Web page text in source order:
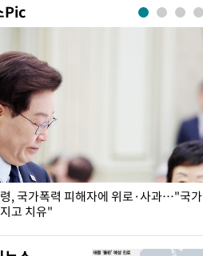
Pic
, 국가폭력 피해자에 위로·사과…"국가
고 치유"